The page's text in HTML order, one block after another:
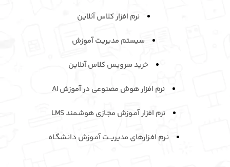
نرم افزار کلاس آنلاین
سیستم مدیریت آموزش
خرید سرویـس کلاس آنلاین
نرم افزار هوش مصنوعی در آموزش AI
نرم افزار آمـوزش مجـازی هوشـمند LMS
نـرم افـزارهای مدیریــت آمـوزش دانـشگـاه